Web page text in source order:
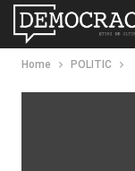
Home POLITIC